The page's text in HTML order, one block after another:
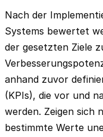
Nach der
Systems bewertet
der gesetzten Ziele
anhand zuvor
(KPIs), die vor und
werden. Zeigen sich
bestimmte Werte